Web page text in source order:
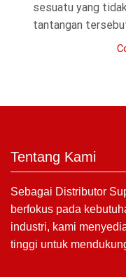
sesuatu yang
tantangan
Tentang Kami
Sebagai Distributor
berfokus pada
industri, kami
tinggi untuk